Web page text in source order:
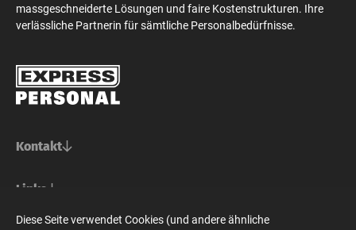
massgeschneiderte Lösungen und faire Kostenstrukturen. Ihre
verlässliche Partnerin für sämtliche Personalbedürfnisse.
Kontakt
Basel/Nordwestschweiz
Steinenvorstadt 73
Bern/Mittelland
Links
Für Stellensuchende
Diese Seite verwendet Cookies (und andere ähnliche